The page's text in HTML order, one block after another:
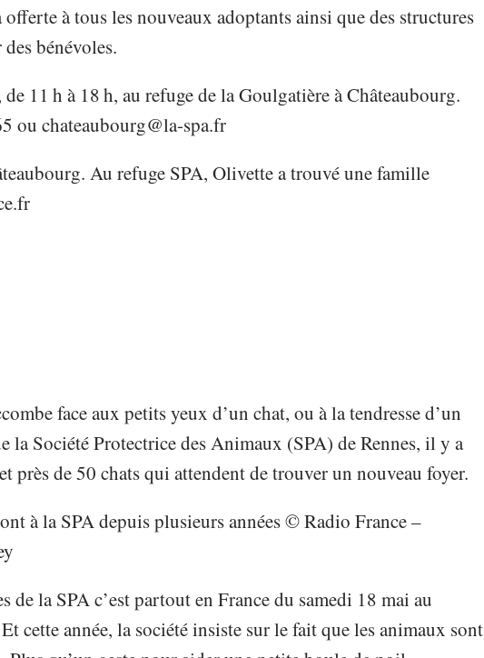
à tous les nouveaux adoptants ainsi que des structures
bénévoles.
11 h à 18 h, au refuge de la Goulgatière à Châteaubourg.
ou chateaubourg@la-spa.fr
Au refuge SPA, Olivette a trouvé une famille
face aux petits yeux d’un chat, ou à la tendresse d’un
la Société Protectrice des Animaux (SPA) de Rennes, il y a
près de 50 chats qui attendent de trouver un nouveau foyer.
à la SPA depuis plusieurs années © Radio France –
de la SPA c’est partout en France du samedi 18 mai au
cette année, la société insiste sur le fait que les animaux sont